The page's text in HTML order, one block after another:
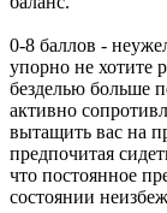
0-8 баллов -
упорно не хотите
безделью больше
активно
вытащить вас на
предпочитая
что постоянное
состоянии